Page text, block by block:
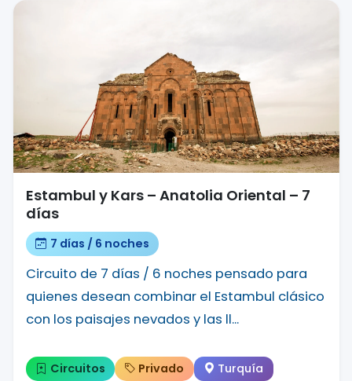
Estambul y Kars – Anatolia Oriental – 7
días
7 días / 6 noches
Circuito de 7 días / 6 noches pensado para
quienes desean combinar el Estambul clásico
con los paisajes nevados y las ll...
Circuitos Privado Turquía